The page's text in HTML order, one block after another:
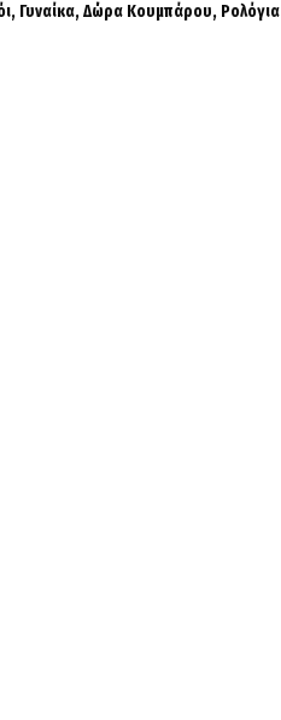
, Γυναίκα,Δώρα Κουμπάρου, Ρολόγια